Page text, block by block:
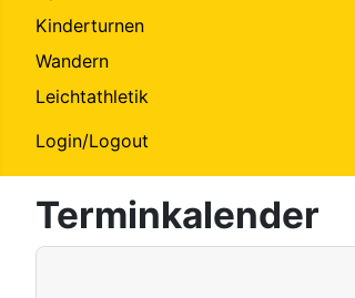
Kinderturnen
Wandern
Leichtathletik
Login/Logout
Terminkalender